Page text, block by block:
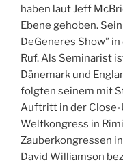
haben laut Jeff
Ebene gehoben.
DeGeneres Show”
Ruf. Als Seminarist
Dänemark und
folgten seinem mit
Auftritt in der Close-
Weltkongress in
Zauberkongressen
David Williamson